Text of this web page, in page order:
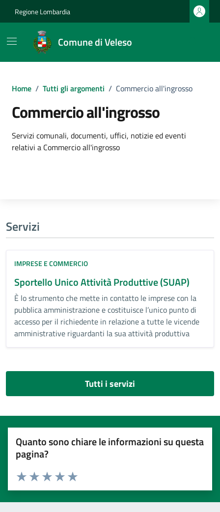
Regione Lombardia
Comune di Veleso
Home / Tutti gli argomenti / Commercio all'ingrosso
Commercio all'ingrosso
Dettagli dell'argomento
Servizi comunali, documenti, uffici, notizie ed eventi
relativi a Commercio all'ingrosso
Servizi
IMPRESE E COMMERCIO
Sportello Unico Attività Produttive (SUAP)
È lo strumento che mette in contatto le imprese con la
pubblica amministrazione e costituisce l’unico punto di
accesso per il richiedente in relazione a tutte le vicende
amministrative riguardanti la sua attività produttiva
Tutti i servizi
Quanto sono chiare le informazioni su questa
pagina?
Valuta 5 stelle su 5
Valuta 4 stelle su 5
Valuta 3 stelle su 5
Valuta 2 stelle su 5
Valuta 1 stelle su 5